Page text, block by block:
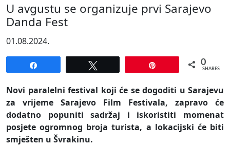
U avgustu se organizuje prvi Sarajevo
Danda Fest
01.08.2024.
0
SHARES
Novi paralelni festival koji će se dogoditi u Sarajevu
za vrijeme Sarajevo Film Festivala, zapravo će
dodatno popuniti sadržaj i iskoristiti momenat
posjete ogromnog broja turista, a lokacijski će biti
smješten u Švrakinu.